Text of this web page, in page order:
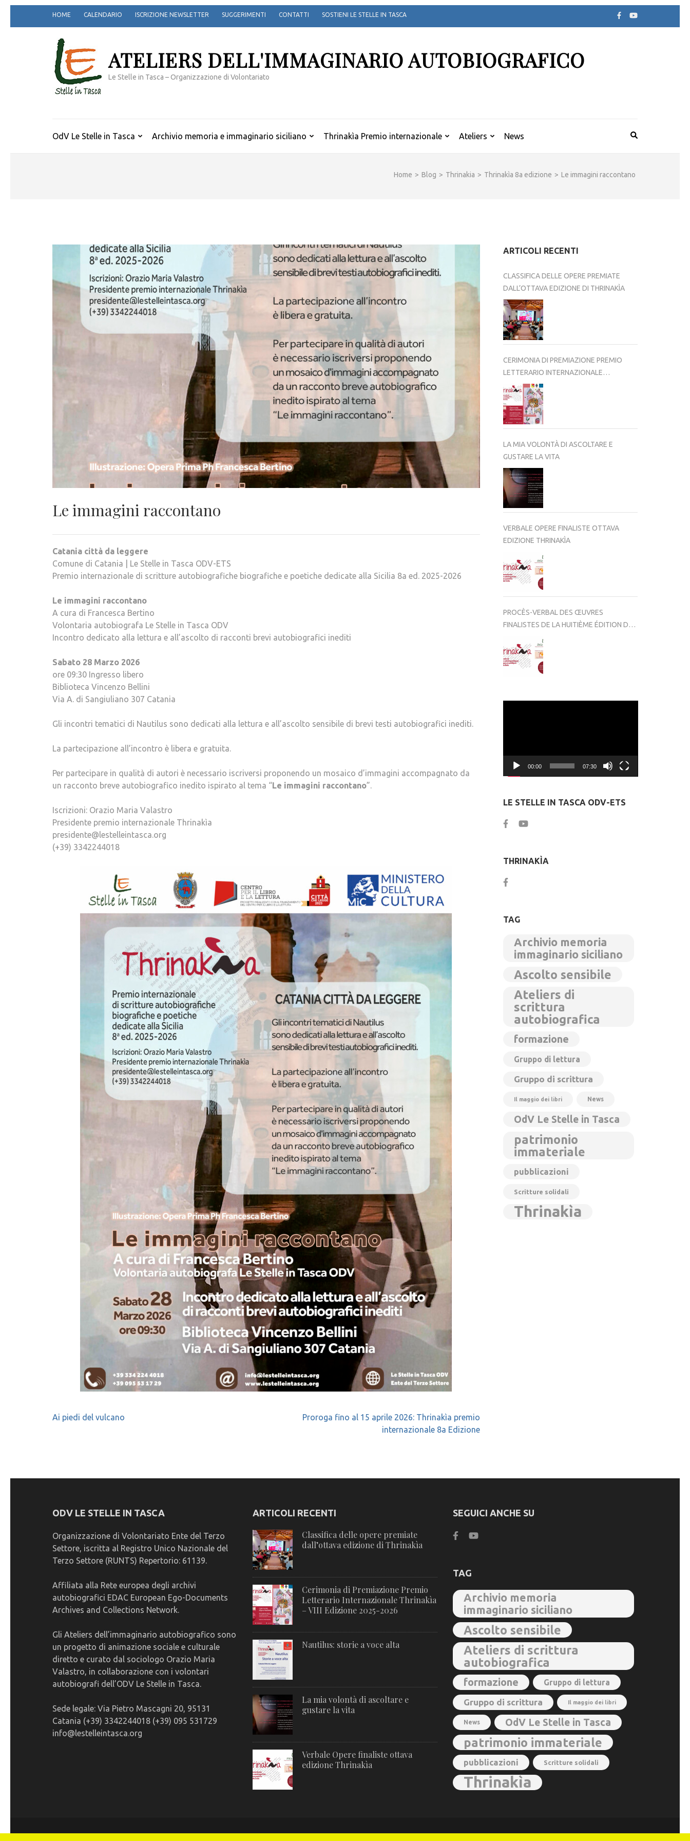
HOME CALENDARIO ISCRIZIONE NEWSLETTER SUGGERIMENTI CONTATTI SOSTIENI LE STELLE IN TASCA
ATELIERS DELL'IMMAGINARIO AUTOBIOGRAFICO
Le Stelle in Tasca – Organizzazione di Volontariato
OdV Le Stelle in Tasca Archivio memoria e immaginario siciliano Thrinakìa Premio internazionale Ateliers News
Home > Blog > Thrinakia > Thrinakìa 8a edizione > Le immagini raccontano
Le immagini raccontano
Catania città da leggere
Comune di Catania | Le Stelle in Tasca ODV-ETS
Premio internazionale di scritture autobiografiche biografiche e poetiche dedicate alla Sicilia 8a ed. 2025-2026
Le immagini raccontano
A cura di Francesca Bertino
Volontaria autobiografa Le Stelle in Tasca ODV
Incontro dedicato alla lettura e all’ascolto di racconti brevi autobiografici inediti
Sabato 28 Marzo 2026
ore 09:30 Ingresso libero
Biblioteca Vincenzo Bellini
Via A. di Sangiuliano 307 Catania
Gli incontri tematici di Nautilus sono dedicati alla lettura e all’ascolto sensibile di brevi testi autobiografici inediti.
La partecipazione all’incontro è libera e gratuita.
Per partecipare in qualità di autori è necessario iscriversi proponendo un mosaico d’immagini accompagnato da
un racconto breve autobiografico inedito ispirato al tema “Le immagini raccontano”.
Iscrizioni: Orazio Maria Valastro
Presidente premio internazionale Thrinakìa
presidente@lestelleintasca.org
(+39) 3342244018
Navigazione
Ai piedi del vulcano
Proroga fino al 15 aprile 2026: Thrinakìa premio
internazionale 8a Edizione
ARTICOLI RECENTI
CLASSIFICA DELLE OPERE PREMIATE
DALL’OTTAVA EDIZIONE DI THRINAKÌA
CERIMONIA DI PREMIAZIONE PREMIO
LETTERARIO INTERNAZIONALE
THRINAKÌA – VIII EDIZIONE 2025-2026
LA MIA VOLONTÀ DI ASCOLTARE E
GUSTARE LA VITA
VERBALE OPERE FINALISTE OTTAVA
EDIZIONE THRINAKÌA
PROCÈS-VERBAL DES ŒUVRES
FINALISTES DE LA HUITIÈME ÉDITION DE
00:00 07:30
LE STELLE IN TASCA ODV-ETS
THRINAKÌA
TAG
Archivio memoria
immaginario siciliano
Ascolto sensibile
Ateliers di
scrittura
autobiografica
formazione
Gruppo di lettura
Gruppo di scrittura
Il maggio dei libri News
OdV Le Stelle in Tasca
patrimonio
immateriale
pubblicazioni
Scritture solidali
Thrinakìa
ODV LE STELLE IN TASCA
Organizzazione di Volontariato Ente del Terzo
Settore, iscritta al Registro Unico Nazionale del
Terzo Settore (RUNTS) Repertorio: 61139.
Affiliata alla Rete europea degli archivi
autobiografici EDAC European Ego-Documents
Archives and Collections Network.
Gli Ateliers dell’immaginario autobiografico sono
un progetto di animazione sociale e culturale
diretto e curato dal sociologo Orazio Maria
Valastro, in collaborazione con i volontari
autobiografi dell’ODV Le Stelle in Tasca.
Sede legale: Via Pietro Mascagni 20, 95131
Catania (+39) 3342244018 (+39) 095 531729
info@lestelleintasca.org
ARTICOLI RECENTI
Classifica delle opere premiate
dall’ottava edizione di Thrinakìa
Cerimonia di Premiazione Premio
Letterario Internazionale Thrinakìa
– VIII Edizione 2025-2026
Nautilus: storie a voce alta
La mia volontà di ascoltare e
gustare la vita
Verbale Opere finaliste ottava
edizione Thrinakìa
SEGUICI ANCHE SU
TAG
Archivio memoria
immaginario siciliano
Ascolto sensibile
Ateliers di scrittura
autobiografica
formazione Gruppo di lettura
Gruppo di scrittura Il maggio dei libri
News OdV Le Stelle in Tasca
patrimonio immateriale
pubblicazioni Scritture solidali
Thrinakìa